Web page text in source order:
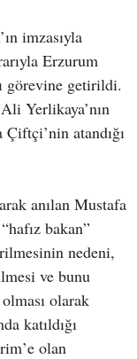
imzasıyla
Erzurum
görevine getirildi.
Yerlikaya’nın
atandığı
anılan Mustafa
bakan”
nedeni,
ve bunu
olarak
katıldığı
olan